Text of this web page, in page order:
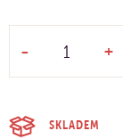
- +
SKLADEM